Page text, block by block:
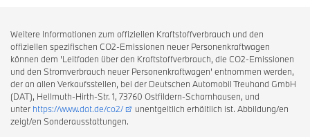
Weitere Informationen zum offiziellen Kraftstoffverbrauch und den
offiziellen spezifischen CO2-Emissionen neuer Personenkraftwagen
können dem 'Leitfaden über den Kraftstoffverbrauch, die CO2-Emissionen
und den Stromverbrauch neuer Personenkraftwagen' entnommen werden,
der an allen Verkaufsstellen, bei der Deutschen Automobil Treuhand GmbH
(DAT), Hellmuth-Hirth-Str. 1, 73760 Ostfildern-Scharnhausen, und
unter https://www.dat.de/co2/
unentgeltlich erhältlich ist. Abbildung/en
zeigt/en Sonderausstattungen.